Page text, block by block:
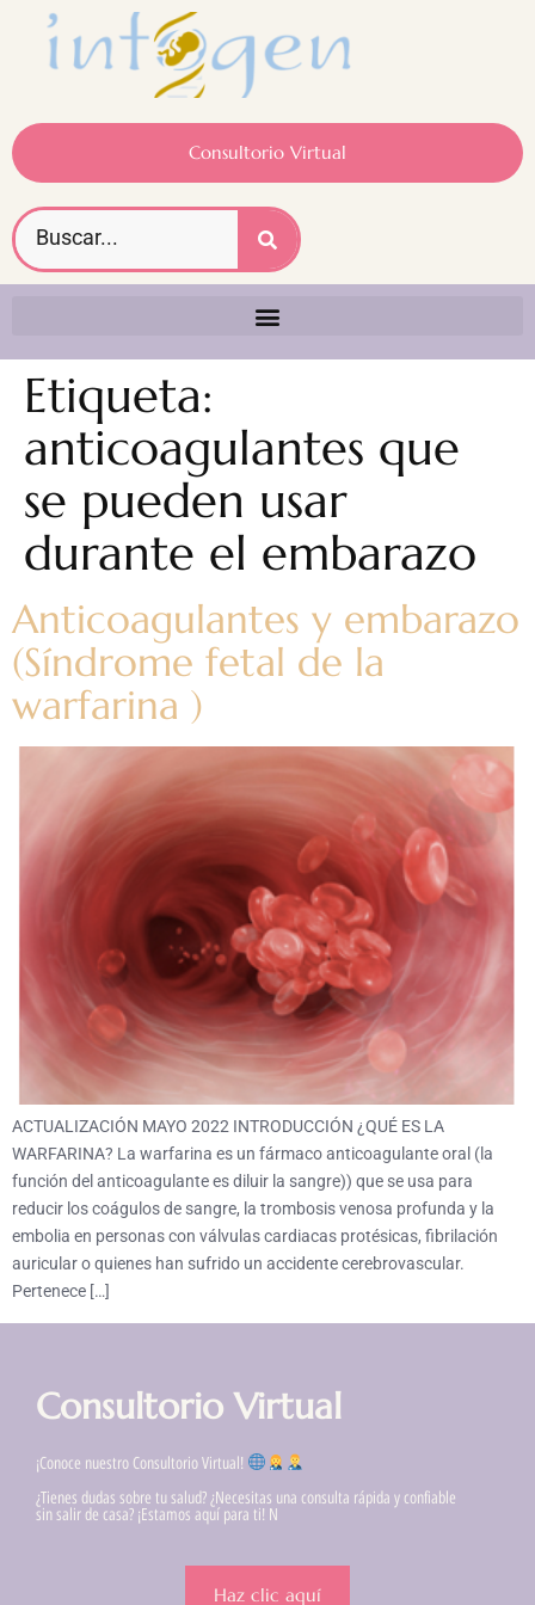
Consultorio Virtual
Etiqueta:
anticoagulantes que
se pueden usar
durante el embarazo
Anticoagulantes y embarazo
(Síndrome fetal de la
warfarina )
ACTUALIZACIÓN MAYO 2022 INTRODUCCIÓN ¿QUÉ ES LA
WARFARINA? La warfarina es un fármaco anticoagulante oral (la
función del anticoagulante es diluir la sangre)) que se usa para
reducir los coágulos de sangre, la trombosis venosa profunda y la
embolia en personas con válvulas cardiacas protésicas, fibrilación
auricular o quienes han sufrido un accidente cerebrovascular.
Pertenece […]
Consultorio Virtual
¡Conoce nuestro Consultorio Virtual!
¿Tienes dudas sobre tu salud? ¿Necesitas una consulta rápida y confiable
sin salir de casa? ¡Estamos aquí para ti! N
Haz clic aquí